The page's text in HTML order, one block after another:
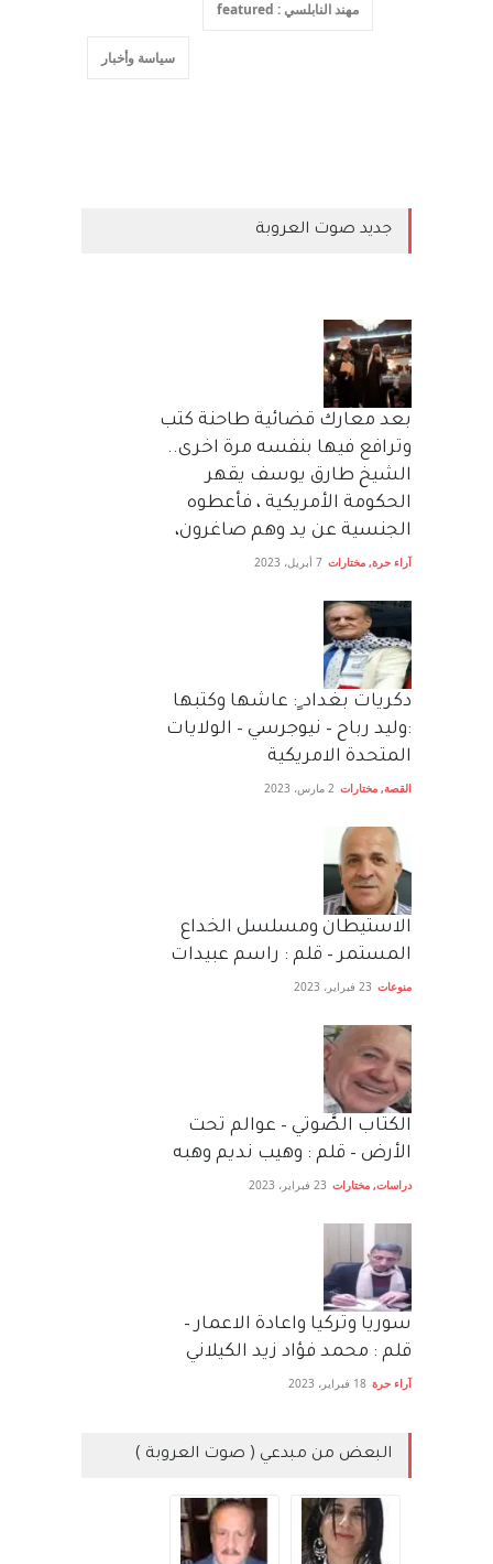
مهند النابلسي : featured
سياسة وأخبار
جديد صوت العروبة
بعد معارك قضائية طاحنة كتب
وترافع فيها بنفسه مرة اخرى..
الشيخ طارق يوسف يقهر
الحكومة الأمريكية ، فأعطوه
الجنسية عن يد وهم صاغرون،
آراء حرة, مختارات 7 أبريل، 2023
دكريات بغداد ٍ: عاشها وكتبها
:وليد رباح – نيوجرسي – الولايات
المتحدة الامريكية
القصة, مختارات 2 مارس، 2023
الاستيطان ومسلسل الخداع
المستمر – قلم : راسم عبيدات
منوعات 23 فبراير، 2023
الكتاب الصَّوتي – عوالم تحت
الأرض – قلم : وهيب نديم وهبه
دراسات, مختارات 23 فبراير، 2023
سوريا وتركيا واعادة الاعمار –
قلم : محمد فؤاد زيد الكيلاني
آراء حرة 18 فبراير، 2023
البعض من مبدعي ( صوت العروبة )